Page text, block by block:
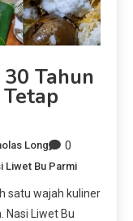
Tahun
Long 0
Liwet Bu Parmi
satu wajah kuliner
Nasi Liwet Bu